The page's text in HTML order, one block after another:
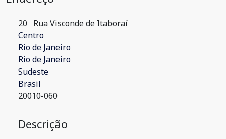
20
Rua Visconde de Itaboraí
Centro
Rio de Janeiro
Rio de Janeiro
Sudeste
Brasil
20010-060
Descrição